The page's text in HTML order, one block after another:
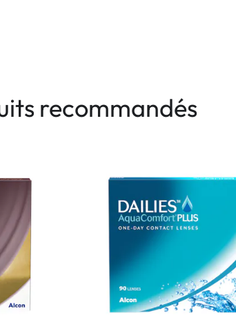
recommandés